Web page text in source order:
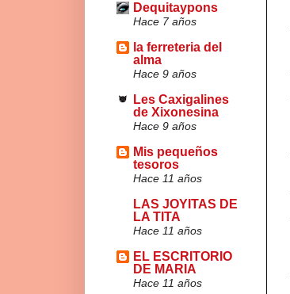
Dequitaypons
Hace 7 años
la ferreteria del
alma
Hace 9 años
Les Caxigalines
de Xixonesina
Hace 9 años
Mis pequeños
tesoros
Hace 11 años
LAS JOYITAS DE
LA TITA
Hace 11 años
EL ESCRITORIO
DE MARIA
Hace 11 años